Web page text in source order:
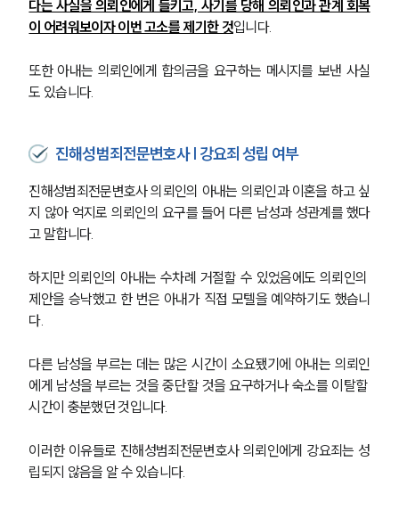
다는 사실을 의뢰인에게 들키고, 사기를 당해 의뢰인과 관계 회복
이 어려워보이자 이번 고소를 제기한 것입니다.
또한 아내는 의뢰인에게 합의금을 요구하는 메시지를 보낸 사실
도 있습니다.
진해성범죄전문변호사 | 강요죄 성립 여부
진해성범죄전문변호사 의뢰인의 아내는 의뢰인과 이혼을 하고 싶
지 않아 억지로 의뢰인의 요구를 들어 다른 남성과 성관계를 했다
고 말합니다.
하지만 의뢰인의 아내는 수차례 거절할 수 있었음에도 의뢰인의
제안을 승낙했고 한 번은 아내가 직접 모텔을 예약하기도 했습니
다.
다른 남성을 부르는 데는 많은 시간이 소요됐기에 아내는 의뢰인
에게 남성을 부르는 것을 중단할 것을 요구하거나 숙소를 이탈할
시간이 충분했던 것입니다.
이러한 이유들로 진해성범죄전문변호사 의뢰인에게 강요죄는 성
립되지 않음을 알 수 있습니다.